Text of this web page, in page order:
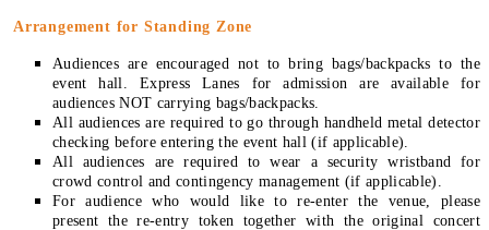
Arrangement for Standing Zone
Audiences are encouraged not to bring bags/backpacks to the
event hall. Express Lanes for admission are available for
audiences NOT carrying bags/backpacks.
All audiences are required to go through handheld metal detector
checking before entering the event hall (if applicable).
All audiences are required to wear a security wristband for
crowd control and contingency management (if applicable).
For audience who would like to re-enter the venue, please
present the re-entry token together with the original concert